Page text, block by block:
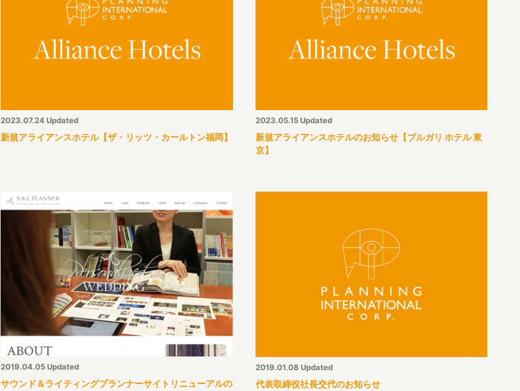
2023.07.24 Updated
新規アライアンスホテル【ザ・リッツ・カールトン福岡】
2023.05.15 Updated
新規アライアンスホテルのお知らせ【ブルガリ ホテル 東
京】
2019.04.05 Updated
サウンド＆ライティングプランナーサイトリニューアルの
2019.01.08 Updated
代表取締役社長交代のお知らせ